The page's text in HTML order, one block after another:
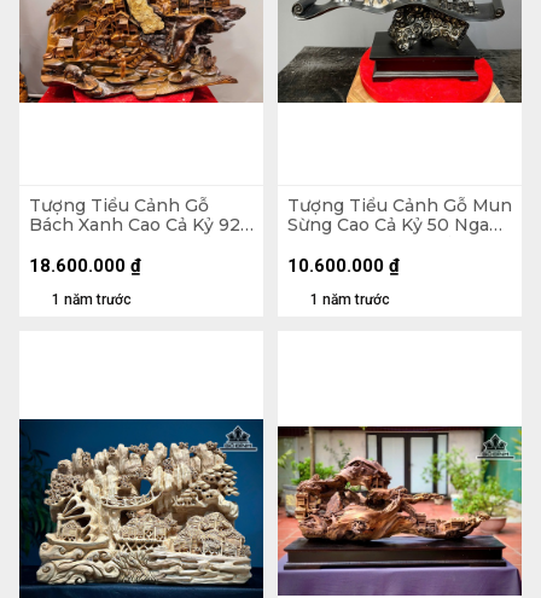
Tượng Tiểu Cảnh Gỗ
Bách Xanh Cao Cả Kỷ 92
15 (cm)
1 năm trước
18.600.000 ₫
Tượng Tiểu Cảnh Gỗ Mun
Sừng Cao Cả Kỷ 50 Ngang
10
1 năm trước
10.600.000 ₫